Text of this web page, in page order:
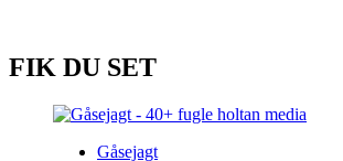
FIK DU SET
Gåsejagt